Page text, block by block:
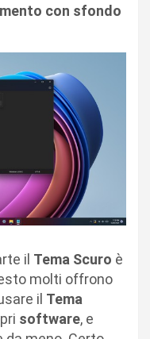
con sfondo
il Tema Scuro è
molti offrono
il Tema
software, e